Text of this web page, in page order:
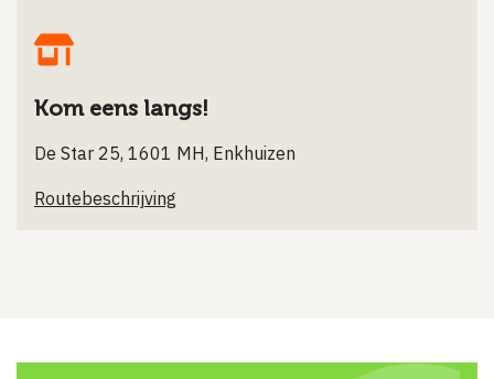
Kom eens langs!
De Star 25, 1601 MH, Enkhuizen
Routebeschrijving